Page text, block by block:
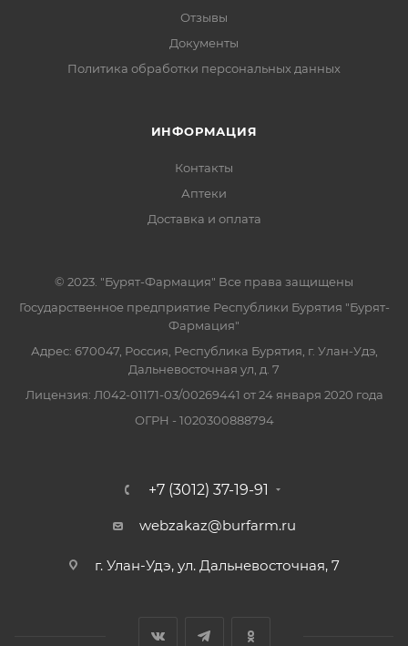
Отзывы
Документы
Политика обработки персональных данных
ИНФОРМАЦИЯ
Контакты
Аптеки
Доставка и оплата
© 2023. "Бурят-Фармация" Все права защищены
Государственное предприятие Республики Бурятия "Бурят-
Фармация"
Адрес: 670047, Россия, Республика Бурятия, г. Улан-Удэ,
Дальневосточная ул, д. 7
Лицензия: Л042-01171-03/00269441 от 24 января 2020 года
ОГРН - 1020300888794
+7 (3012) 37-19-91
webzakaz@burfarm.ru
г. Улан-Удэ, ул. Дальневосточная, 7